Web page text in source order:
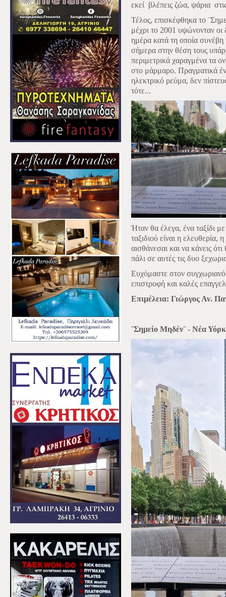
εκεί βλέπεις ζώα, ψάρια
Τέλος, επισκέφθηκα το
μέχρι το 2001 υψώνονταν οι
ημέρα κατά τη οποία
σήμερα στην θέση τους
περιμετρικά χαραγμένα τα
στο μάρμαρο. Πραγματικά
ηλεκτρικό ρεύμα, δεν
τότε...
Ήταν θα έλεγα, ένα ταξίδι
ταξιδιού είναι η
αισθάνεσαι και να κάνεις
πάλι σε αυτές τις δυο
Ευχόμαστε στον
επιστροφή και καλές
Επιμέλεια: Γιώργος Αν.
¨Σημείο Μηδέν¨ - Νέα